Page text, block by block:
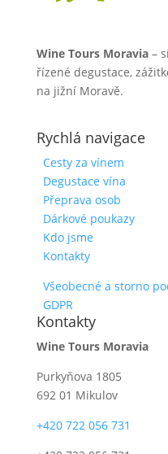
Wine Tours Moravia–
řízené degustace,
na jižní Moravě.
Rychlá navigace
Cesty za vínem
Degustace vína
Přeprava osob
Dárkové poukazy
Kdo jsme
Kontakty
Všeobecné a storno
GDPR
Kontakty
Wine Tours Moravia
Purkyňova 1805
692 01 Mikulov
+420 722 056 731